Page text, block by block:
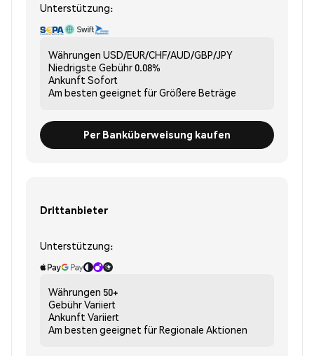
Unterstützung:
Währungen USD/EUR/CHF/AUD/GBP/JPY
Niedrigste Gebühr0.08%
Ankunft Sofort
Am besten geeignet fürGrößere Beträge
Per Banküberweisung kaufen
Drittanbieter
Unterstützung:
Währungen 50+
GebührVariiert
Ankunft Variiert
Am besten geeignet fürRegionale Aktionen